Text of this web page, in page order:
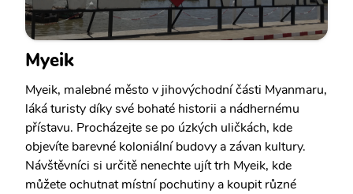
Myeik
Myeik, malebné město v jihovýchodní části Myanmaru,
láká turisty díky své bohaté historii a nádhernému
přístavu. Procházejte se po úzkých uličkách, kde
objevíte barevné koloniální budovy a závan kultury.
Návštěvníci si určitě nenechte ujít trh Myeik, kde
můžete ochutnat místní pochutiny a koupit různé